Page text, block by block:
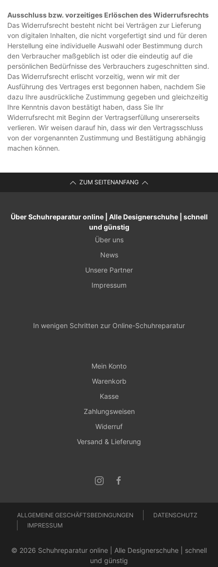
Ausschluss bzw. vorzeitiges Erlöschen des Widerrufsrechts
Das Widerrufsrecht besteht nicht bei Verträgen zur Lieferung
von digitalen Inhalten, die nicht vorgefertigt sind und für deren
Herstellung eine individuelle Auswahl oder Bestimmung durch
den Verbraucher maßgeblich ist oder die eindeutig auf die
persönlichen Bedürfnisse des Verbrauchers zugeschnitten sind.
Das Widerrufsrecht erlischt vorzeitig, wenn wir mit der
Ausführung des Vertrages erst begonnen haben, nachdem Sie
dazu Ihre ausdrückliche Zustimmung gegeben und gleichzeitig
Ihre Kenntnis davon bestätigt haben, dass Sie Ihr
Widerrufsrecht mit Beginn der Vertragserfüllung unsererseits
verlieren. Wir weisen darauf hin, dass wir den Vertragsschluss
von der vorgenannten Zustimmung und Bestätigung abhängig
machen können.
ZUM SEITENANFANG
Über Schuhreparatur online | Alle Designerschuhe | schnell
und günstig
Über uns
News
Unsere Partner
Impressum
In wenigen Schritten zur Online-Schuhreparatur
Mein Konto
Warenkorb
Kasse
Zahlungsweisen
Widerruf
Versand & Lieferung
ALLGEMEINE GESCHÄFTSBEDINGUNGEN
DATENSCHUTZ
IMPRESSUM
© 2026 Schuhreparatur online | Alle Designerschuhe | schnell
und günstig